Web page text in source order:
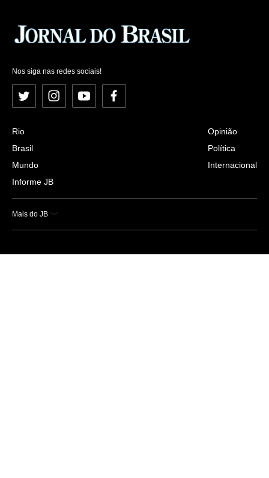
Nos siga nas redes sociais!
Twitter InstagramYouTubeFacebook
Rio
Brasil
Mundo
Informe JB
Opinião
Política
Internacional
Mais do JB
Esportes